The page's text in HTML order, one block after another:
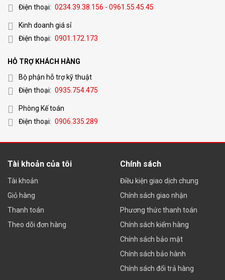
Điện thoại: 0234.39.38.156 - 0961.55.45.45
Kinh doanh giá sỉ
Điện thoại: 0901.172.173
HỖ TRỢ KHÁCH HÀNG
Bộ phận hỗ trợ kỹ thuật
Điện thoại: 0935.754.475
Phòng Kế toán
Điện thoại: 0906.335.289
Tài khoản của tôi
Tài khoản
Giỏ hàng
Thanh toán
Theo dõi đơn hàng
Chính sách
Điều kiện giao dịch chung
Chính sách giao nhận
Phương thức thanh toán
Chính sách kiểm hàng
Chính sách bảo mật
Chính sách bảo hành
Chính sách đổi trả hàng